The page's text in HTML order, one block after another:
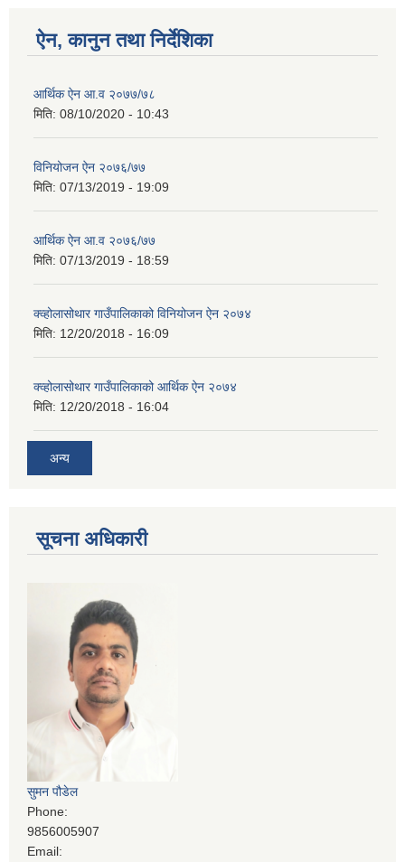
ऐन, कानुन तथा निर्देशिका
आर्थिक ऐन आ.व २०७७/७८
मिति: 08/10/2020 - 10:43
विनियोजन ऐन २०७६/७७
मिति: 07/13/2019 - 19:09
आर्थिक ऐन आ.व २०७६/७७
मिति: 07/13/2019 - 18:59
क्व्होलासोथार गाउँपालिकाको विनियोजन ऐन २०७४
मिति: 12/20/2018 - 16:09
क्व्होलासोथार गाउँपालिकाको आर्थिक ऐन २०७४
मिति: 12/20/2018 - 16:04
अन्य
सूचना अधिकारी
सुमन पौडेल
Phone:
9856005907
Email: